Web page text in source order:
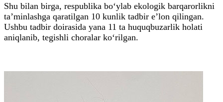
Shu bilan birga, respublika bo‘ylab ekologik barqarorlikni
ta’minlashga qaratilgan 10 kunlik tadbir e’lon qilingan.
Ushbu tadbir doirasida yana 11 ta huquqbuzarlik holati
aniqlanib, tegishli choralar ko‘rilgan.